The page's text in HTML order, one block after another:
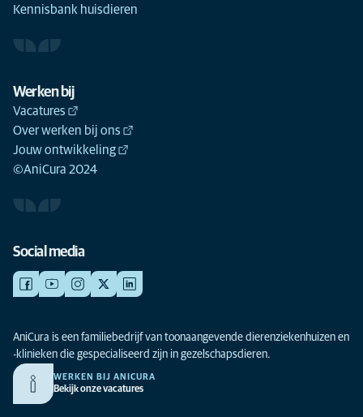
Kennisbank huisdieren
Werken bij
Vacatures
Over werken bij ons
Jouw ontwikkeling
©AniCura 2024
Social media
AniCura is een familiebedrijf van toonaangevende dierenziekenhuizen en
-klinieken die gespecialiseerd zijn in gezelschapsdieren.
WERKEN BIJ ANICURA
Bekijk onze vacatures